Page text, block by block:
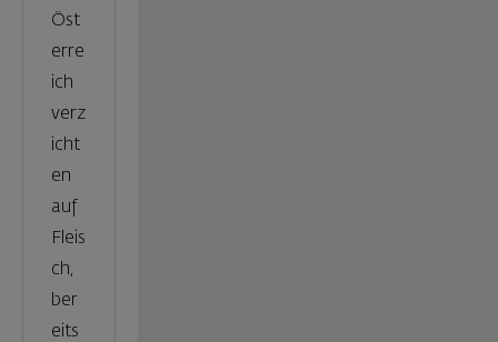
Öst
erre
ich
verz
icht
en
auf
Fleis
ch,
ber
eits